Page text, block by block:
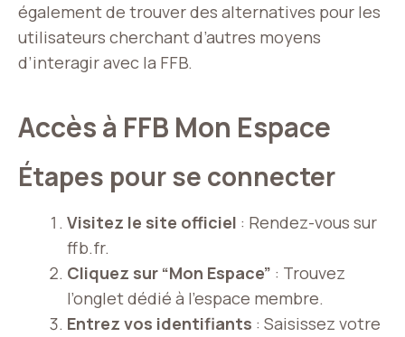
également de trouver des alternatives pour les
utilisateurs cherchant d’autres moyens
d’interagir avec la FFB.
Accès à FFB Mon Espace
Étapes pour se connecter
Visitez le site officiel : Rendez-vous sur
ffb.fr.
Cliquez sur “Mon Espace” : Trouvez
l’onglet dédié à l’espace membre.
Entrez vos identifiants : Saisissez votre